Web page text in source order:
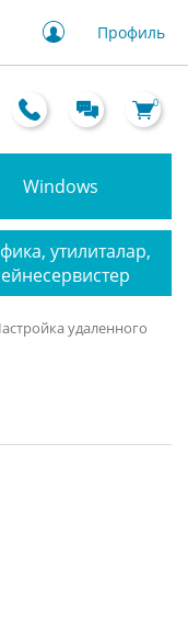
Профиль
0
Windows
утилиталар,
удаленного